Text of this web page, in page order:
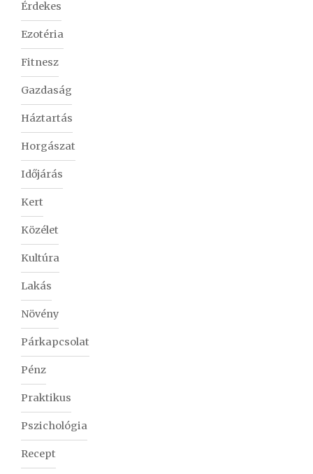
Érdekes
Ezotéria
Fitnesz
Gazdaság
Háztartás
Horgászat
Időjárás
Kert
Közélet
Kultúra
Lakás
Növény
Párkapcsolat
Pénz
Praktikus
Pszichológia
Recept